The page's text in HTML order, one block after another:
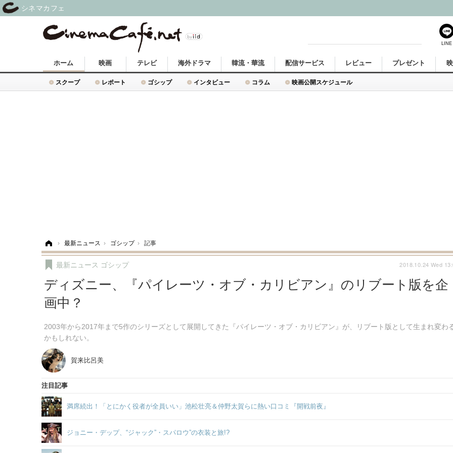
ホーム
スクープ レポート ゴシップ インタビュー コラム 映画公開スケジュール
映画 テレビ 海外ドラマ 韓流・華流 配信サービス レビュー プレゼント
› 最新ニュース › ゴシップ › 記事
ディズニー、『パイレーツ・オブ・カリビアン』のリブート版を企
画中？
2003年から2017年まで5作のシリーズとして展開してきた『パイレーツ・オブ・カリビアン』が、リブート版として生まれ変わ
かもしれない。
最新ニュース ゴシップ 2018.10.24 Wed
賀来比呂美
注目記事
満席続出！「とにかく役者が全員いい」池松壮亮＆仲野太賀らに熱い口コミ『開戦前夜』
ジョニー・デップ、“ジャック”・スパロウ”の衣装と旅!?
LINE
シネマカフェ